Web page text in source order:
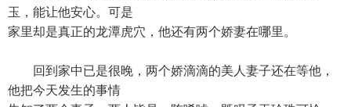
玉，能让他安心。可是
家里却是真正的龙潭虎穴，他还有两个娇妻在哪里。
回到家中已是很晚，两个娇滴滴的美人妻子还在等他，
他把今天发生的事情